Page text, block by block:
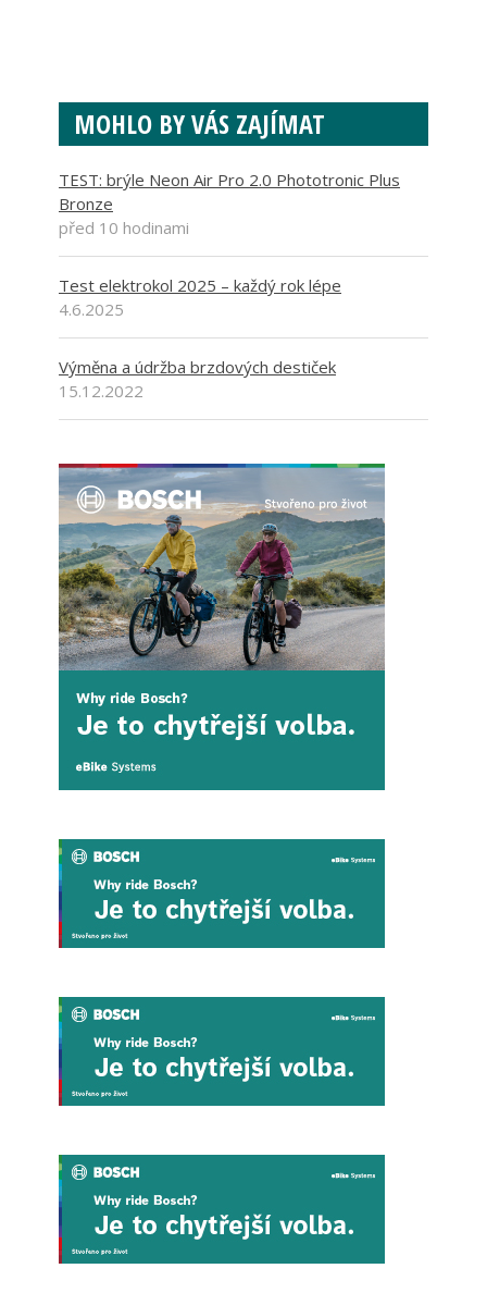
MOHLO BY VÁS ZAJÍMAT
TEST: brýle Neon Air Pro 2.0 Phototronic Plus
Bronze
před 10 hodinami
Test elektrokol 2025 – každý rok lépe
4.6.2025
Výměna a údržba brzdových destiček
15.12.2022